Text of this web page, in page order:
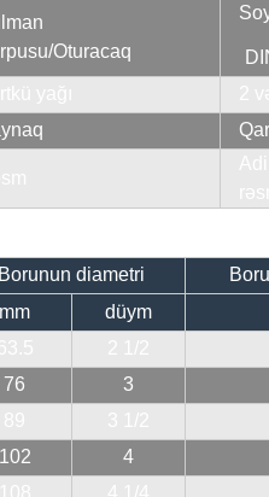
Oturacaq
Borunun diametri
mm
düym
76
3
102
4